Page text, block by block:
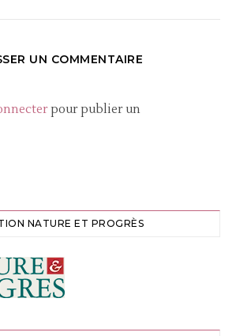
UN COMMENTAIRE
pour publier un
NATURE ET PROGRÈS